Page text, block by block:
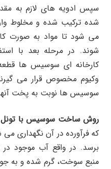
سپس ادویه های لازم به
شده ترکیب شده و مخلوط
می شود تا مواد به صورت
شوند. در مرحله بعد با
کارخانه ای سوسیس ها
وکیوم مخصوص قرار می
سوسیس ها نوبت به پخت
روش ساخت سوسیس با تونل
که فرآورده در آن نگهداری
برسد. در واقع آب موجود
منبع سوخت، گرم شده و به